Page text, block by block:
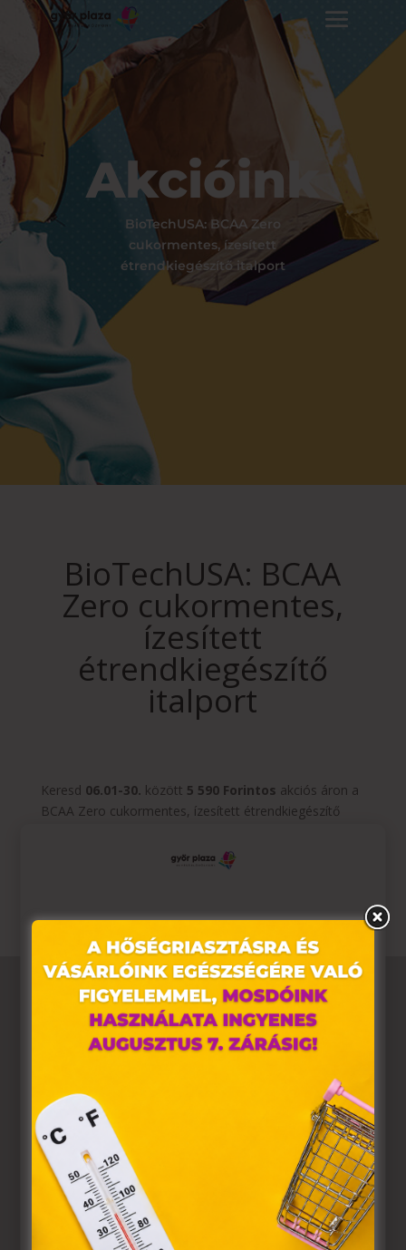
Akcióink
BioTechUSA: BCAA Zero
cukormentes, ízesített
étrendkiegészítő italport
BioTechUSA: BCAA
Zero cukormentes,
ízesített
étrendkiegészítő
italport
Keresd 06.01-30. között 5 590 Forintos akciós áron a
BCAA Zero cukormentes, ízesített étrendkiegészítő
BioTechUSA
Ez az oldal sütiket használ
Weboldalunkon „cookie"-kat (továbbiakban „süti")
alkalmazunk. Ezek olyan fájlok, melyek információt
tárolnak webes böngészőjében. Ehhez az Ön
hozzájárulása szükséges.
A „sütiket" az elektronikus hírközlésről szóló 2003. évi C.
törvény, az elektronikus kereskedelmi szolgáltatások, az
információs társadalommal összefüggő szolgáltatások
egyes kérdéseiről szóló 2001. évi CVIII. törvény, valamint
az Európai Unió előírásainak megfelelően használjuk.
Azon weblapoknak, melyek az Európai Unió országain
belül működnek, a „sütik" használatához, és ezeknek a
felhasználó számítógépén vagy egyéb eszközén történő
tárolásához a felhasználók hozzájárulását kell kérniük.